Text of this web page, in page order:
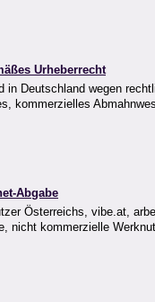
Urheberrecht
in Deutschland wegen
kommerzielles
Abgabe
Österreichs, vibe.at,
nicht kommerzielle